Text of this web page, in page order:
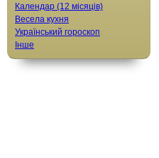
Календар (12 місяців)
Весела кухня
Український гороскоп
Інше